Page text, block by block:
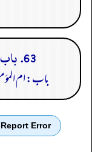
63. باب فضل عائشة رضى الله عنها
باب: ام
Report Error